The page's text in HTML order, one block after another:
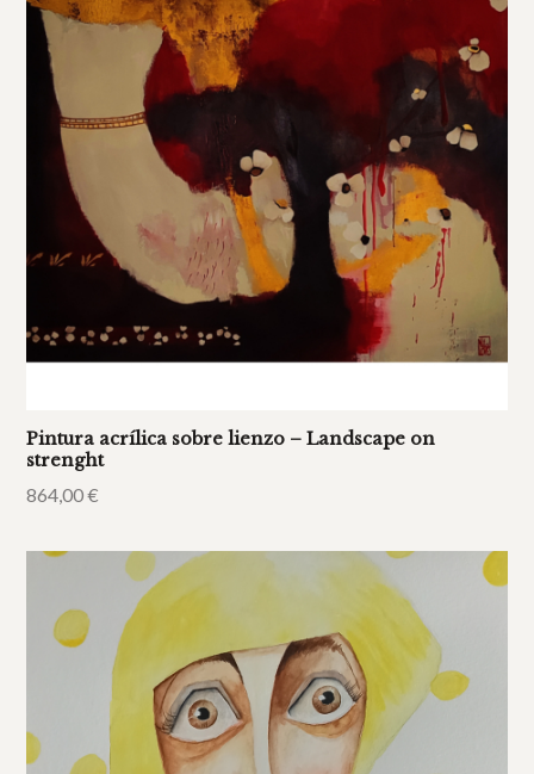
Pintura acrílica sobre lienzo – Landscape on
strenght
864,00€